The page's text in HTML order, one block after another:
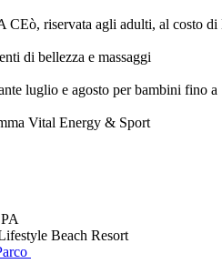
CEò, riservata agli adulti, al costo
di bellezza e massaggi
luglio e agosto per bambini fino a
Vital Energy & Sport
Beach Resort